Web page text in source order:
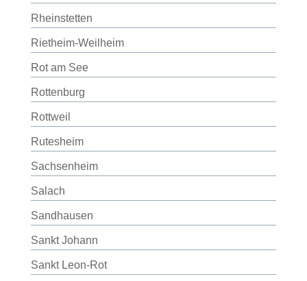
Rheinstetten
Rietheim-Weilheim
Rot am See
Rottenburg
Rottweil
Rutesheim
Sachsenheim
Salach
Sandhausen
Sankt Johann
Sankt Leon-Rot